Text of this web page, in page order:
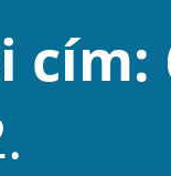
cím: